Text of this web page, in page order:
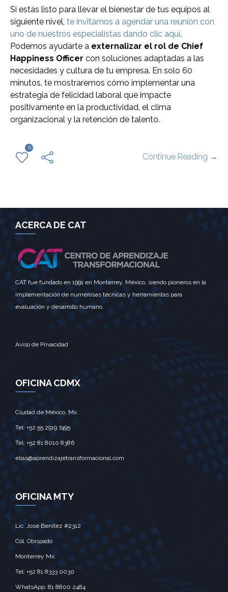
Si estás listo para llevar el bienestar de tus equipos al
siguiente nivel, te invitamos a agendar una reunión con
uno de nuestros especialistas dando clic aquí.
Podemos ayudarte a externalizar el rol de Chief
Happiness Officer con soluciones adaptadas a las
necesidades y cultura de tu empresa. En solo 60
minutos, te mostraremos cómo implementar una
estrategia de felicidad laboral que impacte
positivamente en la productividad, el clima
organizacional y la retención de talento.
0
Continue Reading →
ACERCA DE CAT
CAT fue fundado en 1991 en Monterrey, México, siendo pioneros en la
implementación de numerosas técnicas y herramientas para
evaluación y desarrollo humano.
Aviso de Privacidad
OFICINA CDMX
Ciudad de México, Mx.‎
Tel: +52 55 2919 7495‎
Tel: +52 81 8010 8386
elias@aprendizajetransformacional.com
OFICINA MTY
Lic. José Benitez #2312
Col. Obispado
Monterrey Mx.‎
Tel: +52 81 8333 0030
WhatsApp: 81 8800 2484